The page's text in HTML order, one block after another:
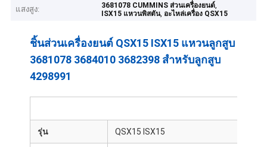
แสงสูง:
3681078 CUMMINS ส่วนเครื่องยนต์,
ISX15 แหวนพิสตัน, อะไหล่เครื่อง QSX15
ชิ้นส่วนเครื่องยนต์ QSX15 ISX15 แหวนลูกสูบ
3681078 3684010 3682398 สำหรับลูกสูบ
4298991
รุ่น QSX15 ISX15